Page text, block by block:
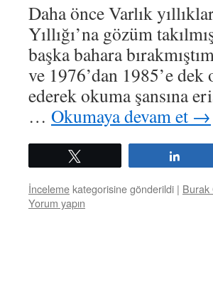
Daha önce Varlık
Yıllığı’na gözüm
başka bahara
ve 1976’dan 1985’e dek
ederek okuma şansına
… Okumaya devam et →
İnceleme kategorisine gönderildi | Burak
Yorum yapın